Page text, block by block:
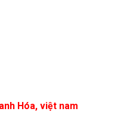
Hóa, việt nam